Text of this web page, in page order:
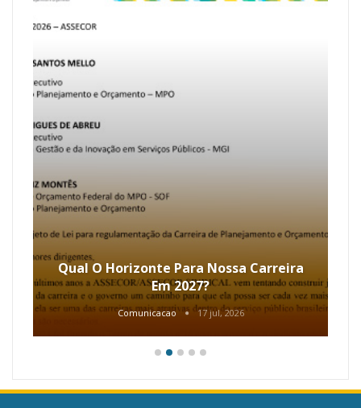
Qual O Horizonte Para Nossa Carreira
Em 2027?
Comunicacao 17 jul, 2026